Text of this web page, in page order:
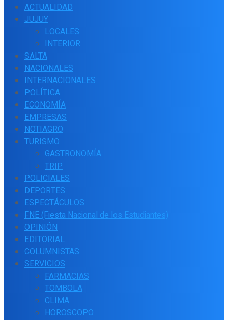
ACTUALIDAD
JUJUY
LOCALES
INTERIOR
SALTA
NACIONALES
INTERNACIONALES
POLÍTICA
ECONOMÍA
EMPRESAS
NOTIAGRO
TURISMO
GASTRONOMÍA
TRIP
POLICIALES
DEPORTES
ESPECTÁCULOS
FNE (Fiesta Nacional de los Estudiantes)
OPINIÓN
EDITORIAL
COLUMNISTAS
SERVICIOS
FARMACIAS
TOMBOLA
CLIMA
HOROSCOPO